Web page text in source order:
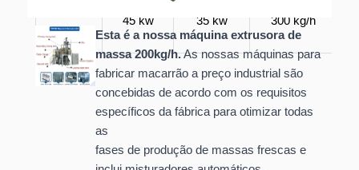
300
45 kw 35 kw 300 kg/h
Esta é a nossa máquina extrusora de
massa 200kg/h.As nossas máquinas para
fabricar macarrão a preço industrial são
concebidas de acordo com os requisitos
específicos da fábrica para otimizar todas
as
fases de produção de massas frescas e